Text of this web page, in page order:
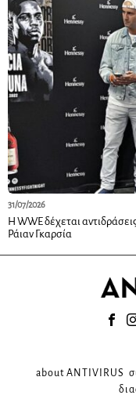
31/07/2026
Η WWE δέχεται
Ράιαν Γκαρσία
about ANTIVIRUS